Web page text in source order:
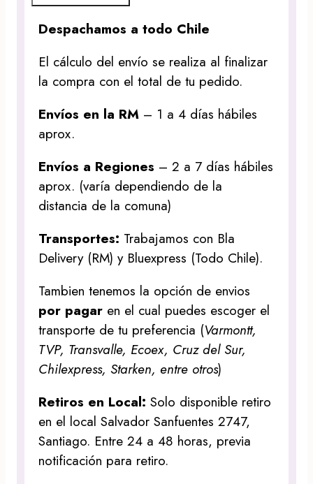
Despachamos a todo Chile
El cálculo del envío se realiza al finalizar
la compra con el total de tu pedido.
Envíos en la RM – 1 a 4 días hábiles
aprox.
Envíos a Regiones – 2 a 7 días hábiles
aprox. (varía dependiendo de la
distancia de la comuna)
Transportes: Trabajamos con Bla
Delivery (RM) y Bluexpress (Todo Chile).
Tambien tenemos la opción de envios
por pagar en el cual puedes escoger el
transporte de tu preferencia (Varmontt,
TVP, Transvalle, Ecoex, Cruz del Sur,
Chilexpress, Starken, entre otros)
Retiros en Local:Solo disponible retiro
en el local Salvador Sanfuentes 2747,
Santiago. Entre 24 a 48 horas, previa
notificación para retiro.